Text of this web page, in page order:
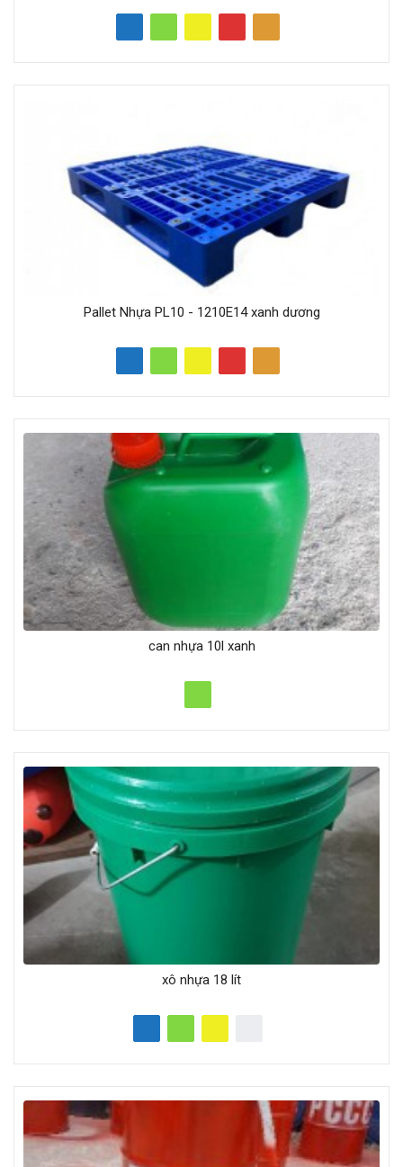
Pallet Nhựa PL10 - 1210E14 xanh dương
can nhựa 10l xanh
xô nhựa 18 lít